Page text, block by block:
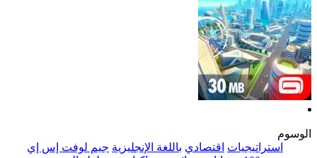
الوسوم
استراتيجيات اقتصادي باللغة الإنجليزية جيم لوفت إس إي